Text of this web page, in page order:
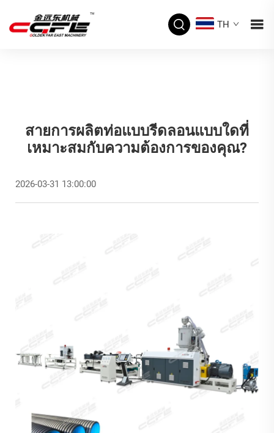
TH
สายการผลิตท่อแบบรีดลอนแบบใดที่
เหมาะสมกับความต้องการของคุณ?
2026-03-31 13:00:00